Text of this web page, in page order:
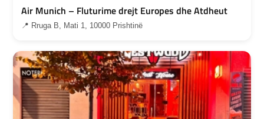
Air Munich – Fluturime drejt Europes dhe Atdheut
📍 Rruga B, Mati 1, 10000 Prishtinë